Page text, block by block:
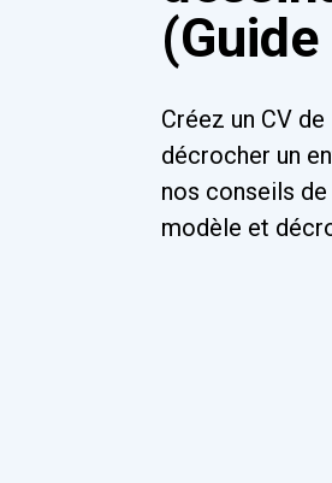
Créez un CV
décrocher un
nos conseils
modèle et